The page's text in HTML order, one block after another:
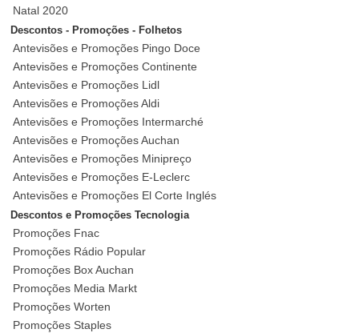
Natal 2020
Descontos - Promoções - Folhetos
Antevisões e Promoções Pingo Doce
Antevisões e Promoções Continente
Antevisões e Promoções Lidl
Antevisões e Promoções Aldi
Antevisões e Promoções Intermarché
Antevisões e Promoções Auchan
Antevisões e Promoções Minipreço
Antevisões e Promoções E-Leclerc
Antevisões e Promoções El Corte Inglés
Descontos e Promoções Tecnologia
Promoções Fnac
Promoções Rádio Popular
Promoções Box Auchan
Promoções Media Markt
Promoções Worten
Promoções Staples